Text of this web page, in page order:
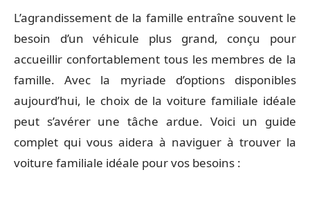
L’agrandissement de la famille entraîne souvent le
besoin d’un véhicule plus grand, conçu pour
accueillir confortablement tous les membres de la
famille. Avec la myriade d’options disponibles
aujourd’hui, le choix de la voiture familiale idéale
peut s’avérer une tâche ardue. Voici un guide
complet qui vous aidera à naviguer à trouver la
voiture familiale idéale pour vos besoins :